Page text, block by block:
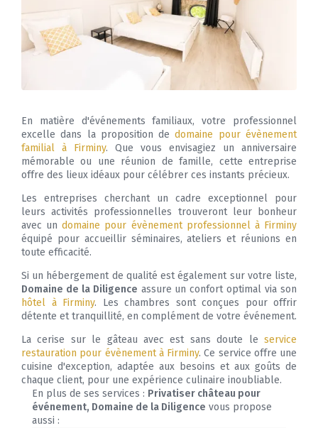
En matière d'événements familiaux, votre professionnel
excelle dans la proposition dedomaine pour évènement
familial à Firminy. Que vous envisagiez un anniversaire
mémorable ou une réunion de famille, cette entreprise
offre des lieux idéaux pour célébrer ces instants précieux.
Les entreprises cherchant un cadre exceptionnel pour
leurs activités professionnelles trouveront leur bonheur
avec undomaine pour évènement professionnel à Firminy
équipé pour accueillir séminaires, ateliers et réunions en
toute efficacité.
Si un hébergement de qualité est également sur votre liste,
Domaine de la Diligence assure un confort optimal via son
hôtel à Firminy. Les chambres sont conçues pour offrir
détente et tranquillité, en complément de votre événement.
La cerise sur le gâteau avec est sans doute le service
restauration pour évènement à Firminy. Ce service offre une
cuisine d'exception, adaptée aux besoins et aux goûts de
chaque client, pour une expérience culinaire inoubliable.
En plus de ses services : Privatiser château pour
événement, Domaine de la Diligence vous propose
aussi :